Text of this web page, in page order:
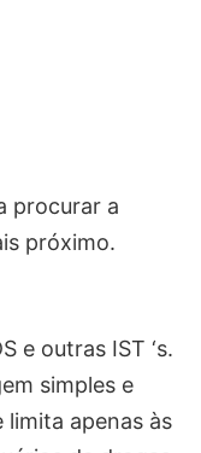
procurar a
próximo.
e outras IST ‘s.
simples e
limita apenas às